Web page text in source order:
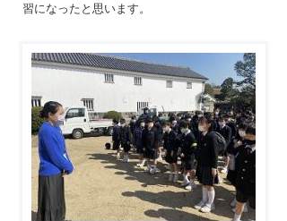
習になったと思います。